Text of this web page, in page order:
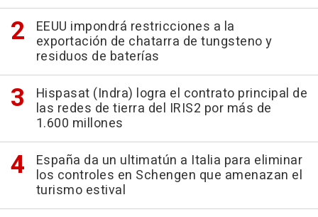
EEUU impondrá restricciones a la
exportación de chatarra de tungsteno y
residuos de baterías
Hispasat (Indra) logra el contrato principal de
las redes de tierra del IRIS2 por más de
1.600 millones
España da un ultimatún a Italia para eliminar
los controles en Schengen que amenazan el
turismo estival